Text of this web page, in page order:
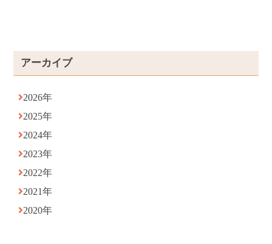
アーカイブ
2026年
2025年
2024年
2023年
2022年
2021年
2020年